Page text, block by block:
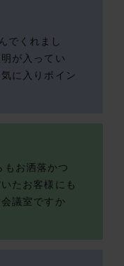
でくれまし
が入ってい
に入りポイン
もお洒落かつ
たお客様にも
議室ですか